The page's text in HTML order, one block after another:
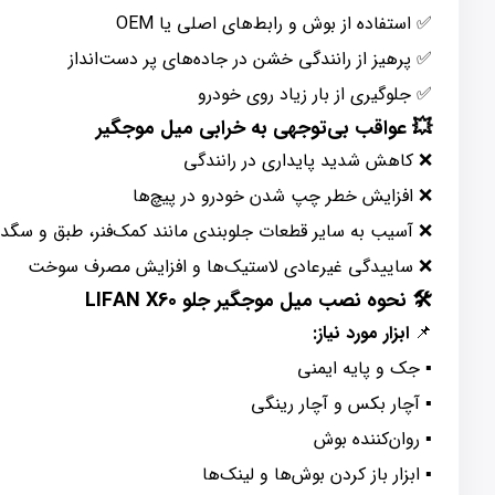
✅ استفاده از بوش و رابط‌های اصلی یا OEM
✅ پرهیز از رانندگی خشن در جاده‌های پر دست‌انداز
✅ جلوگیری از بار زیاد روی خودرو
💥 عواقب بی‌توجهی به خرابی میل موجگیر
❌ کاهش شدید پایداری در رانندگی
❌ افزایش خطر چپ شدن خودرو در پیچ‌ها
❌ آسیب به سایر قطعات جلوبندی مانند کمک‌فنر، طبق و
❌ ساییدگی غیرعادی لاستیک‌ها و افزایش مصرف سوخت
🛠️ نحوه نصب میل موجگیر جلو LIFAN X60
📌 ابزار مورد نیاز:
▪ جک و پایه ایمنی
▪ آچار بکس و آچار رینگی
▪ روان‌کننده بوش
▪ ابزار باز کردن بوش‌ها و لینک‌ها